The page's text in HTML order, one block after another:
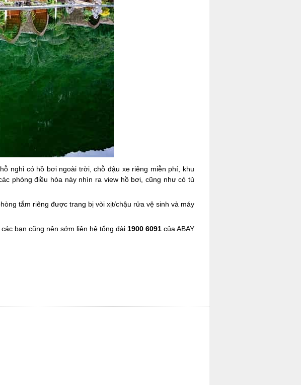
nghỉ có hồ bơi ngoài trời, chỗ đậu xe riêng miễn phí, khu
phòng điều hòa này nhìn ra view hồ bơi, cũng như có tủ
tắm riêng được trang bị vòi xịt/chậu rửa vệ sinh và máy
bạn cũng nên sớm liên hệ tổng đài 1900 6091của ABAY